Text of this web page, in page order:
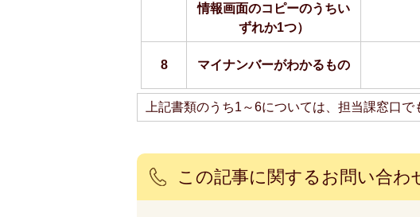
情報画面のコピーのうちい
ずれか1つ）
8 マイナンバーがわかるもの
上記書類のうち1～6については、担当課窓口で
この記事に関するお問い合わ